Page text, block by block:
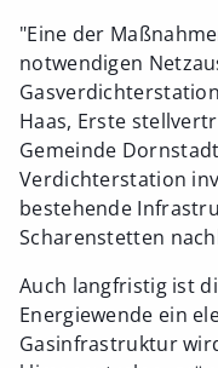
"Eine der
notwendigen
Haas, Erste
Gemeinde
Verdichterstation
bestehende
Scharenstetten
Auch langfristig ist
Energiewende ein
Gasinfrastruktur